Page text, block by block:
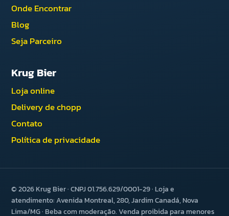
Onde Encontrar
Blog
Seja Parceiro
Krug Bier
Loja online
Delivery de chopp
Contato
Política de privacidade
© 2026 Krug Bier · CNPJ 01.756.629/0001-29 · Loja e
atendimento: Avenida Montreal, 280, Jardim Canadá, Nova
Lima/MG · Beba com moderação. Venda proibida para menores